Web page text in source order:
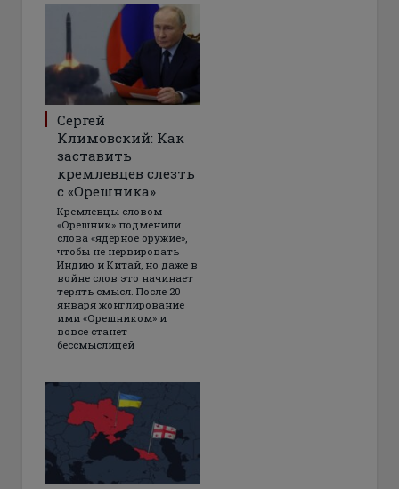
Сергей
Климовский: Как
заставить
кремлевцев слезть
с «Орешника»
Кремлевцы словом
«Орешник» подменили
слова «ядерное оружие»,
чтобы не нервировать
Индию и Китай, но даже в
войне слов это начинает
терять смысл. После 20
января жонглирование
ими «Орешником» и
вовсе станет
бессмыслицей